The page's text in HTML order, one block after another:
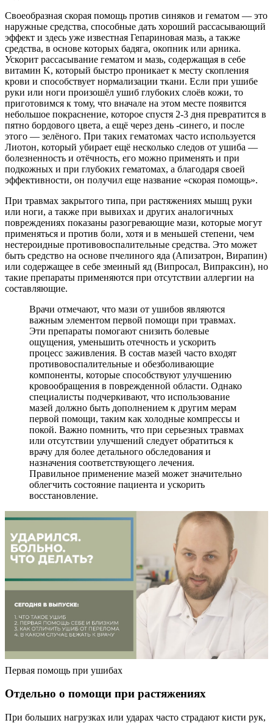
Своеобразная скорая помощь против синяков и гематом — это
наружные средства, способные дать хороший рассасывающий
эффект и здесь уже известная Гепариновая мазь, а также
средства, в основе которых бадяга, окопник или арника.
Ускорит рассасывание гематом и мазь, содержащая в себе
витамин K, который быстро проникает к месту скопления
крови и способствует нормализации ткани. Если при ушибе
руки или ноги произошёл ушиб глубоких слоёв кожи, то
приготовимся к тому, что вначале на этом месте появится
небольшое покраснение, которое спустя 2-3 дня превратится в
пятно бордового цвета, а ещё через день -синего, и после
этого — зелёного. При таких гематомах часто используется
Лиотон, который убирает ещё несколько следов от ушиба —
болезненность и отёчность, его можно применять и при
подкожных и при глубоких гематомах, а благодаря своей
эффективности, он получил еще название «скорая помощь».
При травмах закрытого типа, при растяжениях мышц руки
или ноги, а также при вывихах и других аналогичных
повреждениях показаны разогревающие мази, которые могут
применяться и против боли, хотя и в меньшей степени, чем
нестероидные противовоспалительные средства. Это может
быть средство на основе пчелиного яда (Апизатрон, Вирапин)
или содержащее в себе змеиный яд (Випросал, Випраксин), но
такие препараты применяются при отсутствии аллергии на
составляющие.
Врачи отмечают, что мази от ушибов являются
важным элементом первой помощи при травмах.
Эти препараты помогают снизить болевые
ощущения, уменьшить отечность и ускорить
процесс заживления. В состав мазей часто входят
противовоспалительные и обезболивающие
компоненты, которые способствуют улучшению
кровообращения в поврежденной области. Однако
специалисты подчеркивают, что использование
мазей должно быть дополнением к другим мерам
первой помощи, таким как холодные компрессы и
покой. Важно помнить, что при серьезных травмах
или отсутствии улучшений следует обратиться к
врачу для более детального обследования и
назначения соответствующего лечения.
Правильное применение мазей может значительно
облегчить состояние пациента и ускорить
восстановление.
Первая помощь при ушибах
Отдельно о помощи при растяжениях
При больших нагрузках или ударах часто страдают кисти рук,